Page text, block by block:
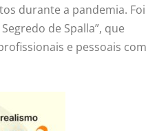
durante a pandemia. Foi
de Spalla”, que
e pessoais com